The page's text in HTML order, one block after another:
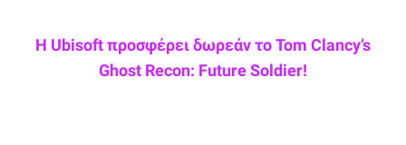
Η Ubisoft προσφέρει δωρεάν το Tom Clancy’s
Ghost Recon: Future Soldier!